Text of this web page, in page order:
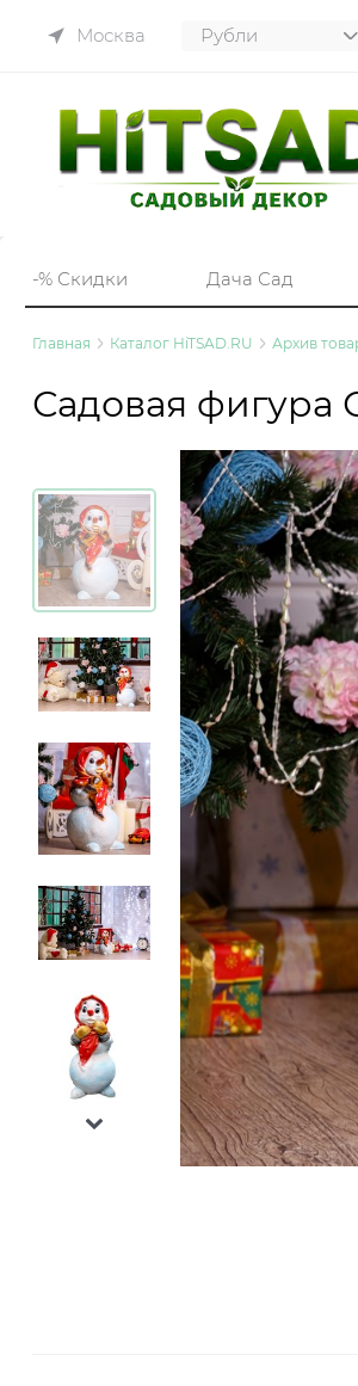
Москва
-% Скидки Дача Сад
Главная Каталог HiTSAD.RU Архив
Садовая фигура